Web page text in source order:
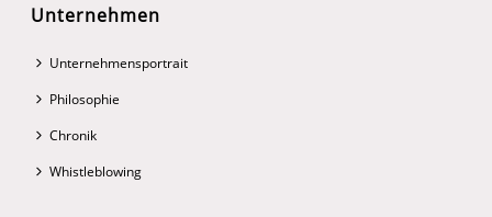
Unternehmen
Unternehmensportrait
Philosophie
Chronik
Whistleblowing